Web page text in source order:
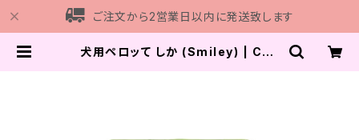
ご注文から2営業日以内に発送致します
犬用ペロッて しか (Smiley) | Cha